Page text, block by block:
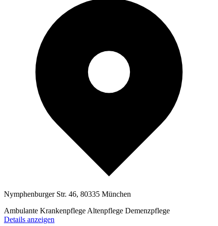
Nymphenburger Str. 46, 80335 München
Ambulante Krankenpflege Altenpflege Demenzpflege
Details anzeigen